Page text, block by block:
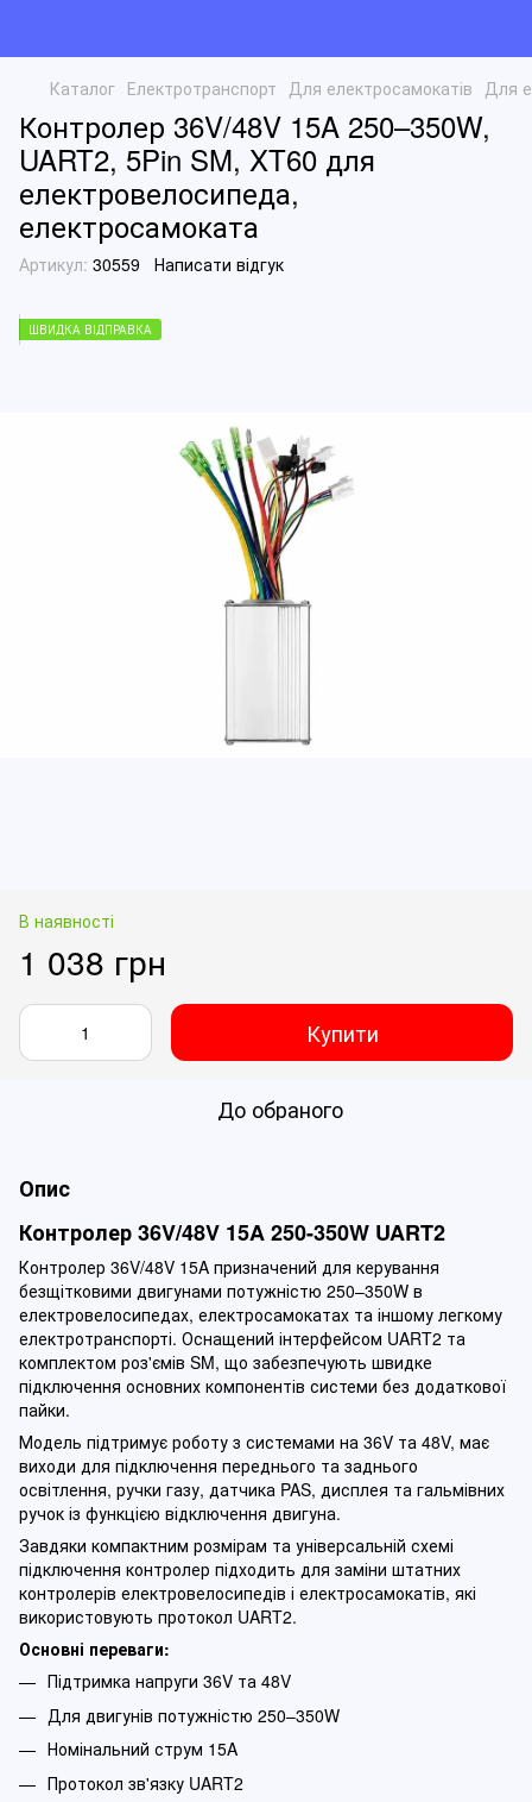
Каталог Електротранспорт Для електросамокатів Для
Контролер 36V/48V 15A 250–350W,
UART2, 5Pin SM, XT60 для
електровелосипеда,
електросамоката
Артикул: 30559 Написати відгук
ШВИДКА ВІДПРАВКА
В наявності
1 038 грн
Купити
До обраного
Опис
Контролер 36V/48V 15A 250-350W UART2
Контролер 36V/48V 15A призначений для керування
безщітковими двигунами потужністю 250–350W в
електровелосипедах, електросамокатах та іншому легкому
електротранспорті. Оснащений інтерфейсом UART2 та
комплектом роз'ємів SM, що забезпечують швидке
підключення основних компонентів системи без додаткової
пайки.
Модель підтримує роботу з системами на 36V та 48V, має
виходи для підключення переднього та заднього
освітлення, ручки газу, датчика PAS, дисплея та гальмівних
ручок із функцією відключення двигуна.
Завдяки компактним розмірам та універсальній схемі
підключення контролер підходить для заміни штатних
контролерів електровелосипедів і електросамокатів, які
використовують протокол UART2.
Основні переваги:
Підтримка напруги 36V та 48V
Для двигунів потужністю 250–350W
Номінальний струм 15A
Протокол зв'язку UART2